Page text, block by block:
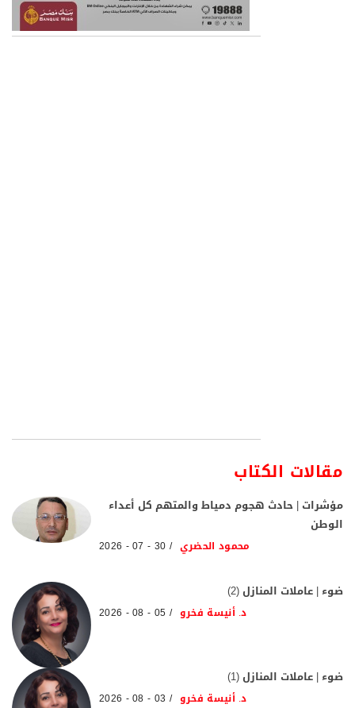
مقالات الكتاب
مؤشرات | حادث هجوم دمياط والمتهم كل أعداء
الوطن
محمود الحضري 30 - 07 - 2026
ضوء | عاملات المنازل (2)
د. أنيسة فخرو 05 - 08 - 2026
ضوء | عاملات المنازل (1)
د. أنيسة فخرو 03 - 08 - 2026